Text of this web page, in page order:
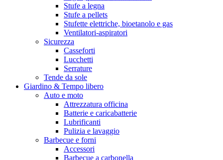
Stufe a legna
Stufe a pellets
Stufette elettriche, bioetanolo e gas
Ventilatori-aspiratori
Sicurezza
Casseforti
Lucchetti
Serrature
Tende da sole
Giardino & Tempo libero
Auto e moto
Attrezzatura officina
Batterie e caricabatterie
Lubrificanti
Pulizia e lavaggio
Barbecue e forni
Accessori
Barbecue a carbonella